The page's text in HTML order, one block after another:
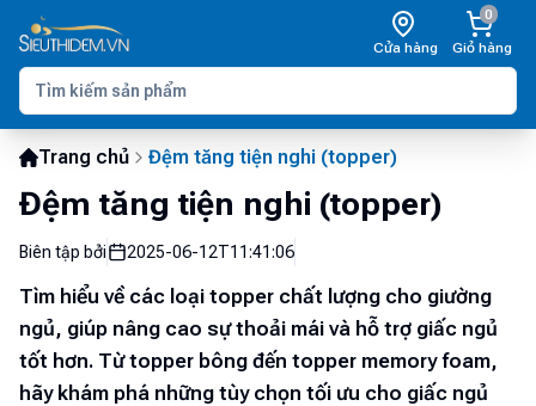
Cửa hàng
0
Giỏ hàng
Trang chủ Đệm tăng tiện nghi (topper)
Đệm tăng tiện nghi (topper)
Biên tập bởi 2025-06-12T11:41:06
Tìm hiểu về các loại topper chất lượng cho giường
ngủ, giúp nâng cao sự thoải mái và hỗ trợ giấc ngủ
tốt hơn. Từ topper bông đến topper memory foam,
hãy khám phá những tùy chọn tối ưu cho giấc ngủ